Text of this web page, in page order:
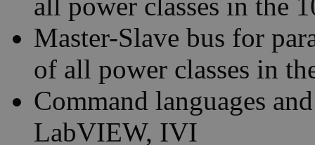
all power classes in the
Master-Slave bus for
of all power classes in
Command languages
LabVIEW, IVI